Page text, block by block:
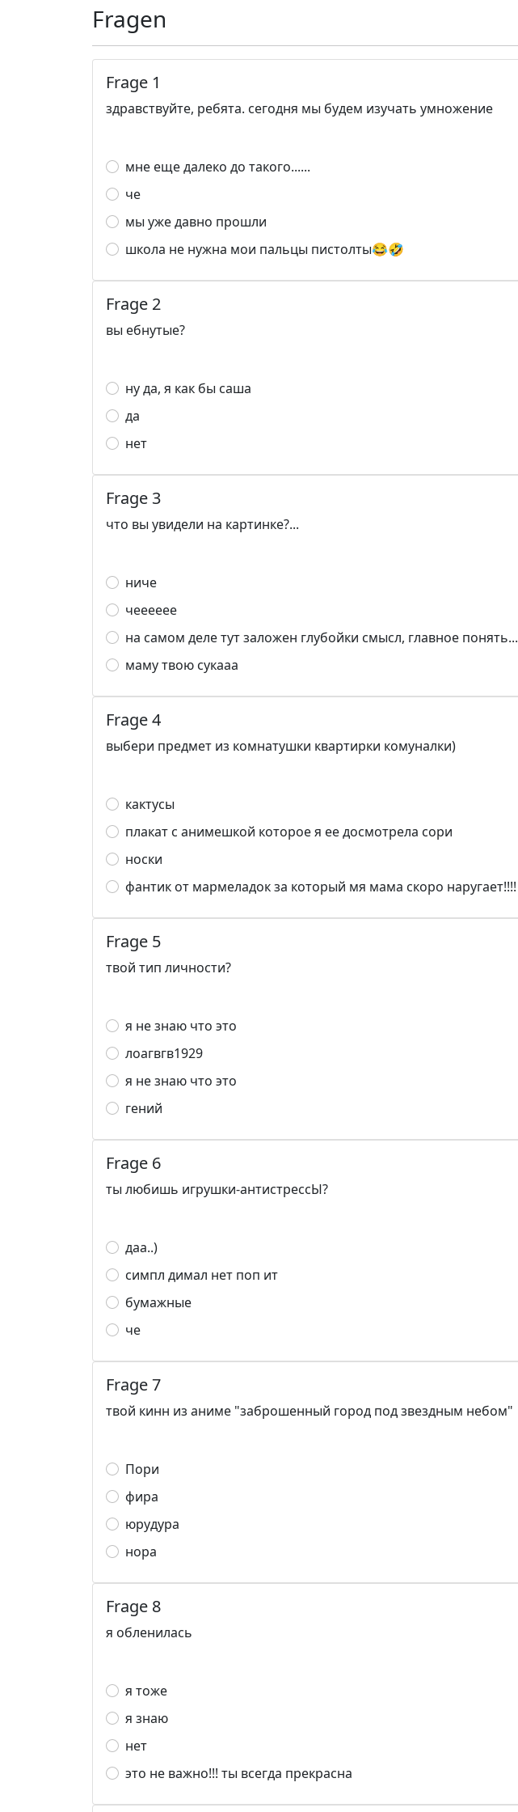
Fragen
Frage 1
здравствуйте, ребята. сегодня мы будем изучать умножение
мне еще далеко до такого......
че
мы уже давно прошли
школа не нужна мои пальцы пистолты😂🤣
Frage 2
вы ебнутые?
ну да, я как бы саша
да
нет
Frage 3
что вы увидели на картинке?...
ниче
чееееее
на самом деле тут заложен глубойки смысл, главное понять...
маму твою сукааа
Frage 4
выбери предмет из комнатушки квартирки комуналки)
кактусы
плакат с анимешкой которое я ее досмотрела сори
носки
фантик от мармеладок за который мя мама скоро наругает!!!!
Frage 5
твой тип личности?
я не знаю что это
лоагвгв1929
я не знаю что это
гений
Frage 6
ты любишь игрушки-антистрессЫ?
даа..)
симпл димал нет поп ит
бумажные
че
Frage 7
твой кинн из аниме "заброшенный город под звездным небом"
Пори
фира
юрудура
нора
Frage 8
я обленилась
я тоже
я знаю
нет
это не важно!!! ты всегда прекрасна